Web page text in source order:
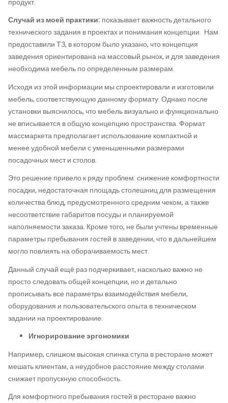
Случай из моей практики: показываетважность детального
технического задания в проектах и понимания концепции. Нам
предоставили ТЗ, в котором было указано, что концепция
заведения ориентирована на массовый рынок, и для заведения
необходима мебель по определенным размерам.
Исходя из этой информации мы спроектировали и изготовили
мебель, соответствующую данному формату. Однако после
установки выяснилось, что мебель визуально и функционально
не вписывается в общую концепцию пространства. Формат
массмаркета предполагает использование компактной и
менее удобной мебели с уменьшенными размерами
посадочных мест и столов.
Это решение привело к ряду проблем: снижение комфортности
посадки, недостаточная площадь столешниц для размещения
количества блюд, предусмотренного средним чеком, а также
несоответствие габаритов посуды и планируемой
наполняемости заказа. Кроме того, не были учтены временные
параметры пребывания гостей в заведении, что в дальнейшем
могло повлиять на оборачиваемость мест.
Данный случай ещё раз подчеркивает, насколько важно не
просто следовать общей концепции, но и детально
прописывать все параметры взаимодействия мебели,
оборудования и пользовательского опыта в техническом
задании на проектирование.
Игнорирование эргономики
Например, слишком высокая спинка стула в ресторане может
мешать клиентам, а неудобное расстояние между столами
снижает пропускную способность.
Для комфортного пребывания гостей в ресторане важно